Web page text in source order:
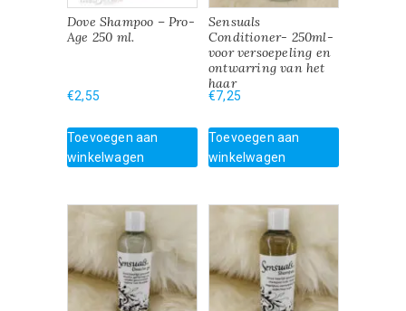
Dove Shampoo – Pro-
Age 250 ml.
€2,55
Toevoegen aan
winkelwagen
Sensuals
Conditioner- 250ml-
voor versoepeling en
ontwarring van het
haar
€7,25
Toevoegen aan
winkelwagen